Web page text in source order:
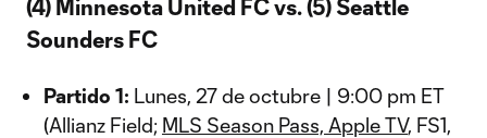
(4) Minnesota United FC vs. (5) Seattle
Sounders FC
Partido 1: Lunes, 27 de octubre | 9:00 pm ET
(Allianz Field; MLS Season Pass, Apple TV, FS1,